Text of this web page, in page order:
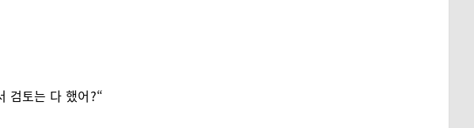
검토는 다 했어?“